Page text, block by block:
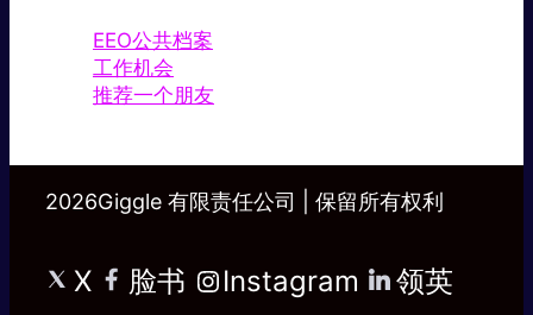
EEO公共档案
工作机会
推荐一个朋友
2026Giggle 有限责任公司 | 保留所有权利
X 脸书 Instagram 领英